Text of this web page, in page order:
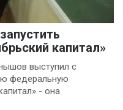
капитал»
выступил с
федеральную
- она